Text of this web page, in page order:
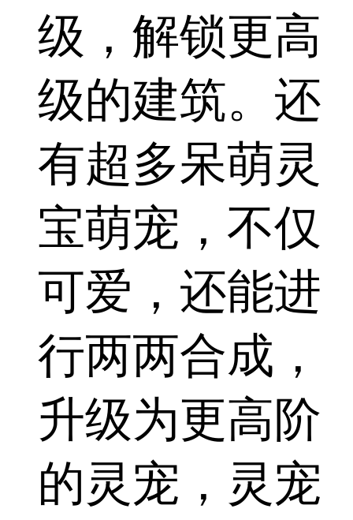
级，解锁更高
级的建筑。还
有超多呆萌灵
宝萌宠，不仅
可爱，还能进
行两两合成，
升级为更高阶
的灵宠，灵宠